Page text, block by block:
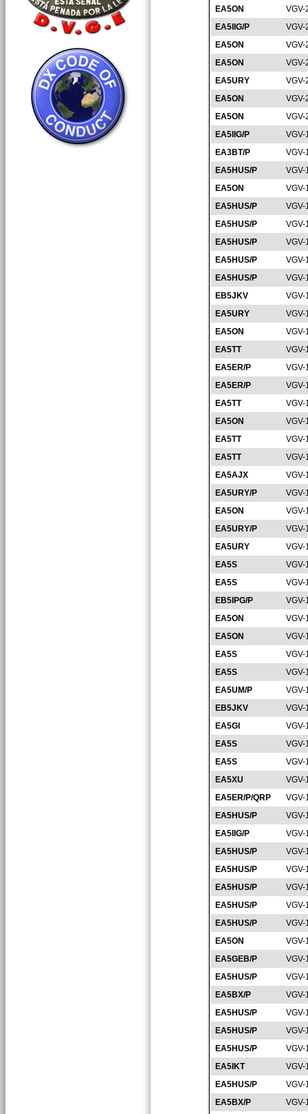
EA5ON
VGV-
EA5IIG/P
VGV-
EA5ON
VGV-
EA5ON
VGV-
EA5URY
VGV-
EA5ON
VGV-
EA5ON
VGV-
EA5IIG/P
VGV-
EA3BT/P
VGV-
EA5HUS/P
VGV-
EA5ON
VGV-
EA5HUS/P
VGV-
EA5HUS/P
VGV-
EA5HUS/P
VGV-
EA5HUS/P
VGV-
EA5HUS/P
VGV-
EB5JKV
VGV-
EA5URY
VGV-
EA5ON
VGV-
EA5TT
VGV-
EA5ER/P
VGV-
EA5ER/P
VGV-
EA5TT
VGV-
EA5ON
VGV-
EA5TT
VGV-
EA5TT
VGV-
EA5AJX
VGV-
EA5URY/P
VGV-
EA5ON
VGV-
EA5URY/P
VGV-
EA5URY
VGV-
EA5S
VGV-
EA5S
VGV-
EB5IPG/P
VGV-
EA5ON
VGV-
EA5ON
VGV-
EA5S
VGV-
EA5S
VGV-
EA5UM/P
VGV-
EB5JKV
VGV-
EA5GI
VGV-
EA5S
VGV-
EA5S
VGV-
EA5XU
VGV-
EA5ER/P/QRP
VGV-
EA5HUS/P
VGV-
EA5IIG/P
VGV-
EA5HUS/P
VGV-
EA5HUS/P
VGV-
EA5HUS/P
VGV-
EA5HUS/P
VGV-
EA5HUS/P
VGV-
EA5ON
VGV-
EA5GEB/P
VGV-
EA5HUS/P
VGV-
EA5BX/P
VGV-
EA5HUS/P
VGV-
EA5HUS/P
VGV-
EA5HUS/P
VGV-
EA5IKT
VGV-
EA5HUS/P
VGV-
EA5BX/P
VGV-